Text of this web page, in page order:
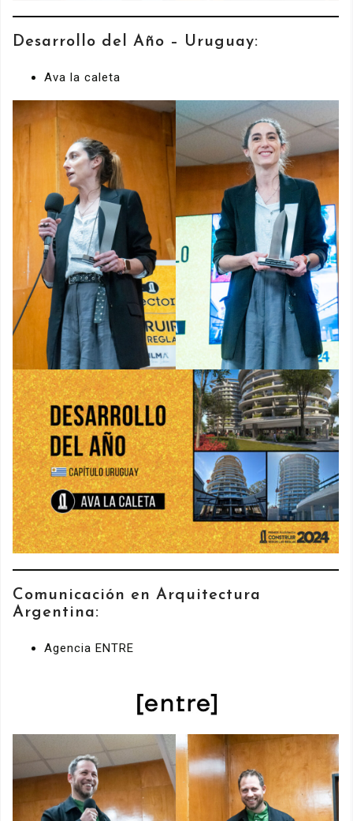
Desarrollo del Año – Uruguay:
Ava la caleta
Comunicación en Arquitectura
Argentina:
Agencia ENTRE